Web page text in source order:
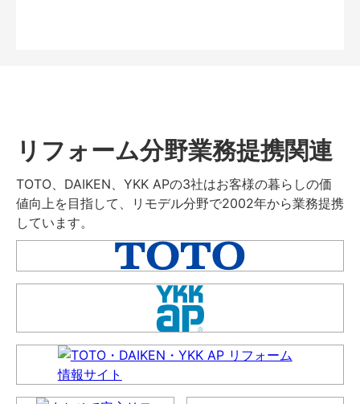
リフォーム分野業務提携関連
TOTO、DAIKEN、YKK APの3社はお客様の暮らしの価
値向上を目指して、リモデル分野で2002年から業務提携
しています。